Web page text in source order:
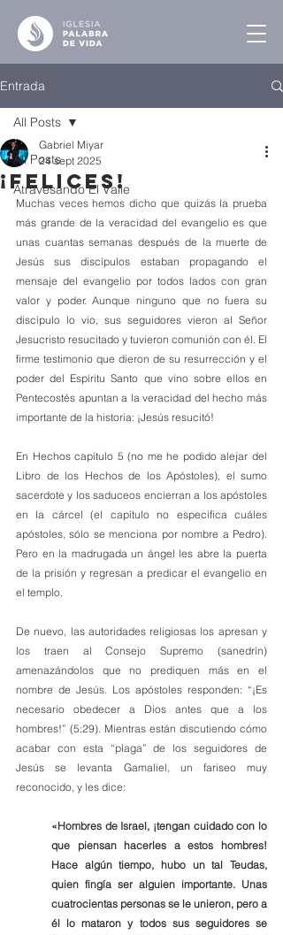
Entrada
All Posts
Atravesando El Valle
All Posts
¡Felices!
Gabriel Miyar
24 sept 2025
Muchas veces hemos dicho que quizás la prueba
más grande de la veracidad del evangelio es que
unas cuantas semanas después de la muerte de
Jesús sus discípulos estaban propagando el
mensaje del evangelio por todos lados con gran
valor y poder. Aunque ninguno que no fuera su
discípulo lo vio, sus seguidores vieron al Señor
Jesucristo resucitado y tuvieron comunión con él. El
firme testimonio que dieron de su resurrección y el
poder del Espíritu Santo que vino sobre ellos en
Pentecostés apuntan a la veracidad del hecho más
importante de la historia: ¡Jesús resucitó!
En Hechos capítulo 5 (no me he podido alejar del
Libro de los Hechos de los Apóstoles), el sumo
sacerdote y los saduceos encierran a los apóstoles
en la cárcel (el capítulo no especifica cuáles
apóstoles, sólo se menciona por nombre a Pedro).
Pero en la madrugada un ángel les abre la puerta
de la prisión y regresan a predicar el evangelio en
el templo.
De nuevo, las autoridades religiosas los apresan y
los traen al Consejo Supremo (sanedrín)
amenazándolos que no prediquen más en el
nombre de Jesús. Los apóstoles responden: “¡Es
necesario obedecer a Dios antes que a los
hombres!” (5:29). Mientras están discutiendo cómo
acabar con esta “plaga” de los seguidores de
Jesús se levanta Gamaliel, un fariseo muy
reconocido, y les dice:
«Hombres de Israel, ¡tengan cuidado con lo
que piensan hacerles a estos hombres!
Hace algún tiempo, hubo un tal Teudas,
quien fingía ser alguien importante. Unas
cuatrocientas personas se le unieron, pero a
él lo mataron y todos sus seguidores se